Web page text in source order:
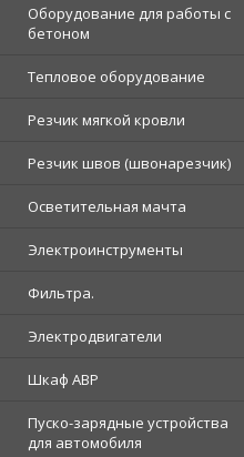
Оборудование для работы с
бетоном
Тепловое оборудование
Резчик мягкой кровли
Резчик швов (швонарезчик)
Осветительная мачта
Электроинструменты
Фильтра.
Электродвигатели
Шкаф АВР
Пуско-зарядные устройства
для автомобиля